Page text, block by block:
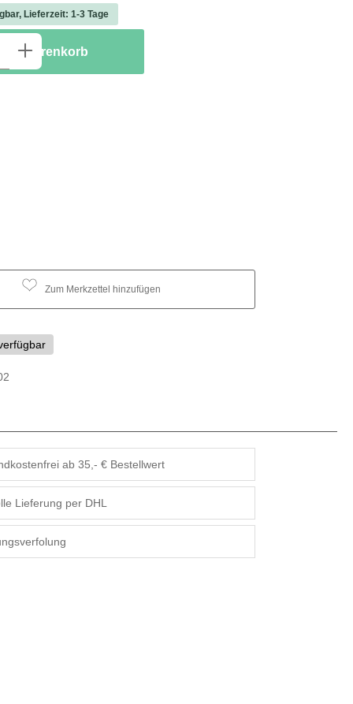
Lieferzeit: 1-3 Tage
Anzahl: Gib den gewünschten Wert ein
Warenkorb
Zum Merkzettel hinzufügen
ab 35,- € Bestellwert
Lieferung per DHL